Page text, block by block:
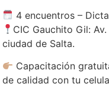
4 encuentros –
CIC Gauchito Gil:
ciudad de Salta.
Capacitación
de calidad con tu